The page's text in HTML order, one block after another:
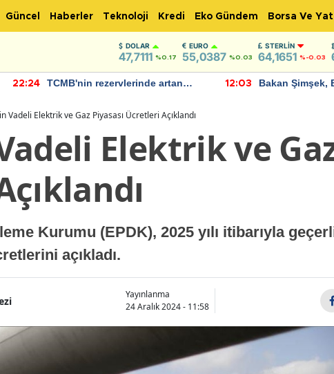
Güncel Haberler Teknoloji Kredi Eko Gündem Borsa Ve
DOLAR
47,7111 %0.17
EURO
55,0387 %0.03
STERLIN
64,1651 %-0.03
22:24
TCMB'nin rezervlerinde artan
12:03
Bakan Şimşek,
Vadeli Elektrik ve Gaz Piyasası Ücretleri Açıklandı
Elektrik ve
Kurumu (EPDK), 2025 yılı itibarıyla
açıkladı.
Yayınlanma
24 Aralık 2024 - 11:58